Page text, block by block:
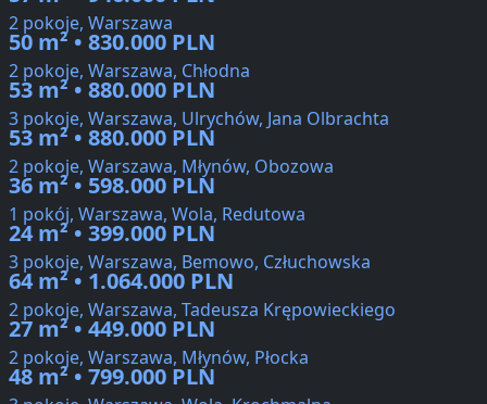
2 pokoje, Warszawa
50 m² • 830.000 PLN
2 pokoje, Warszawa, Chłodna
53 m² • 880.000 PLN
3 pokoje, Warszawa, Ulrychów, Jana Olbrachta
53 m² • 880.000 PLN
2 pokoje, Warszawa, Młynów, Obozowa
36 m² • 598.000 PLN
1 pokój, Warszawa, Wola, Redutowa
24 m² • 399.000 PLN
3 pokoje, Warszawa, Bemowo, Człuchowska
64 m² • 1.064.000 PLN
2 pokoje, Warszawa, Tadeusza Krępowieckiego
27 m² • 449.000 PLN
2 pokoje, Warszawa, Młynów, Płocka
48 m² • 799.000 PLN